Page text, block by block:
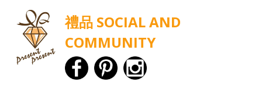
禮品 SOCIAL AND
COMMUNITY